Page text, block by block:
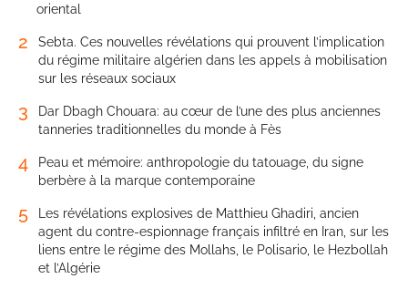
oriental
2
Sebta. Ces nouvelles révélations qui prouvent l’implication
du régime militaire algérien dans les appels à mobilisation
sur les réseaux sociaux
3
Dar Dbagh Chouara: au cœur de l’une des plus anciennes
tanneries traditionnelles du monde à Fès
4
Peau et mémoire: anthropologie du tatouage, du signe
berbère à la marque contemporaine
5
Les révélations explosives de Matthieu Ghadiri, ancien
agent du contre-espionnage français infiltré en Iran, sur les
liens entre le régime des Mollahs, le Polisario, le Hezbollah
et l’Algérie